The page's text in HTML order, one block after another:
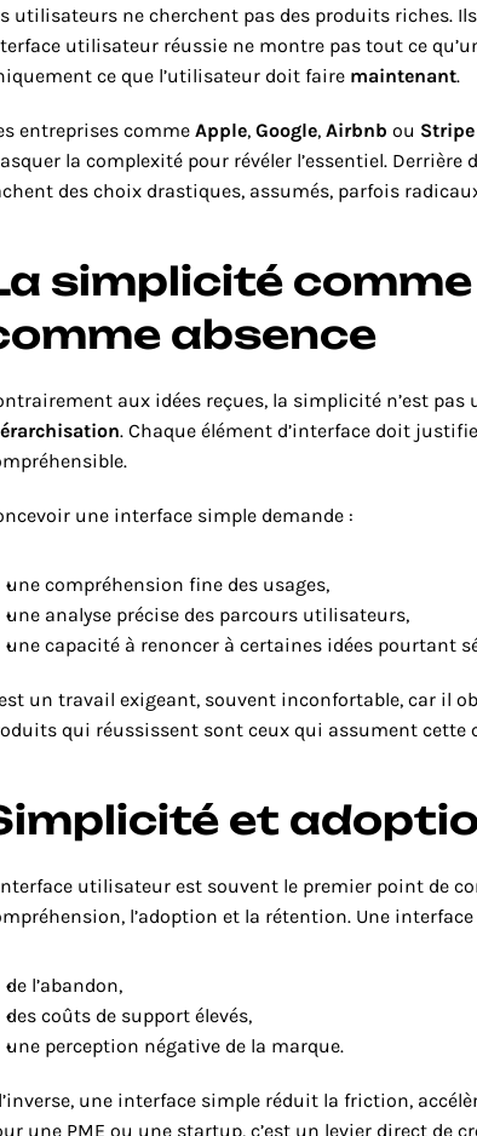
utilisateurs ne cherchent pas des produits riches.
utilisateur réussie ne montre pas tout ce
ce que l’utilisateur doit faire maintenant.
entreprises comme Apple, Google, Airbnb ou Stripe
la complexité pour révéler l’essentiel.
des choix drastiques, assumés, parfois
simplicité
absence
. Chaque élément d’interface doit
une interface simple demande :
une compréhension fine des usages,
une analyse précise des parcours utilisateurs,
une capacité à renoncer à certaines idées pourtant
un travail exigeant, souvent inconfortable, car il
qui réussissent sont ceux qui assument cette
et
utilisateur est souvent le premier point de
l’adoption et la rétention. Une interface
de l’abandon,
des coûts de support élevés,
une perception négative de la marque.
une interface simple réduit la friction,
une PME ou une startup, c’est un levier direct de